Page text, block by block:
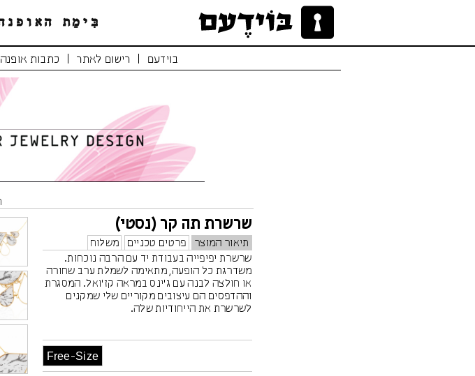
בוידעם רישום לאתר כתבות אופנה
שרשרת תה קר (נסטי)
תיאור המוצר פרטים טכניים
משלוח
שרשרת יפיפייה בעבודת יד עם הרבה נוכחות.
משדרגת כל הופעה, מתאימה לשמלת ערב שחורה
או חולצה לבנה עם ג'ינס במראה קז'ואל. המסגרת
וההדפסים הם עיצובים מקוריים שלי שמקנים
לשרשרת את הייחודיות שלה.
Free-Size